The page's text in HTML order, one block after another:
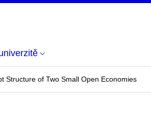
Structure of Two Small Open Economies